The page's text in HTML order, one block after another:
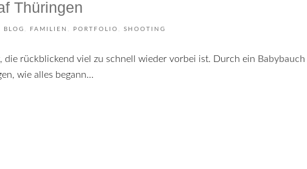
Thüringen
BLOG , FAMILIEN , PORTFOLIO , SHOOTING
die rückblickend viel zu schnell wieder vorbei ist. Durch ein
wie alles begann…